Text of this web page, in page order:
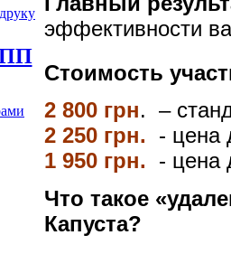
эффективности
Стоимость
2 800 грн. –
2 250 грн.
- цена
1 950 грн.
- цена
Что такое
Капуста?